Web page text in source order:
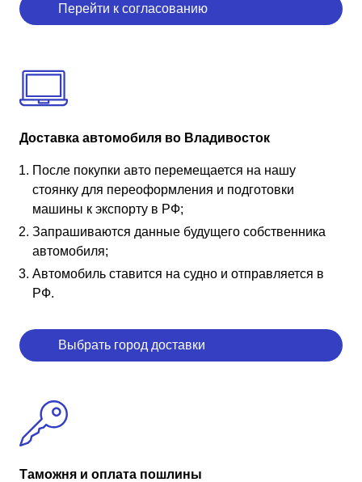
Перейти к согласованию
Доставка автомобиля во Владивосток
После покупки авто перемещается на нашу
стоянку для переоформления и подготовки
машины к экспорту в РФ;
Запрашиваются данные будущего собственника
автомобиля;
Автомобиль ставится на судно и отправляется в
РФ.
Выбрать город доставки
Таможня и оплата пошлины